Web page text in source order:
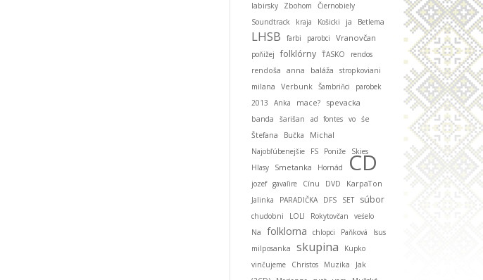
labirsky
Zbohom
Čiernobiely
Soundtrack
kraja Košicki ja Betlema
LHSB farbi parobci Vranovčan
poňižej folklórny ŤASKO
rendos
rendoša
anna baláža
stropkoviani
milana
Verbunk Šambriňci
parobek
2013
Anka mace? spevacka
banda šarišan ad fontes vo śe
Štefana
Bučka Michal
Najobľúbenejšie FS Poniže
Skies
Hlasy
Smetanka Hornád CD
jozef gavaľire Cínu DVD KarpaTon
Jalinka PARADIČKA DFS SET súbor
chudobni LOLI Rokytovčan
veśelo
Na
folklorna chlopci Paňková
Isus
milposanka
skupina
Kupko
vinčujeme
Christos Muzika
Jak